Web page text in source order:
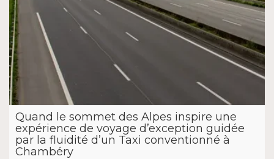
Quand le sommet des Alpes inspire une
expérience de voyage d’exception guidée
par la fluidité d’un Taxi conventionné à
Chambéry